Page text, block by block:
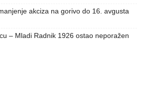
akciza na gorivo do 16. avgusta
– Mladi Radnik 1926 ostao neporažen